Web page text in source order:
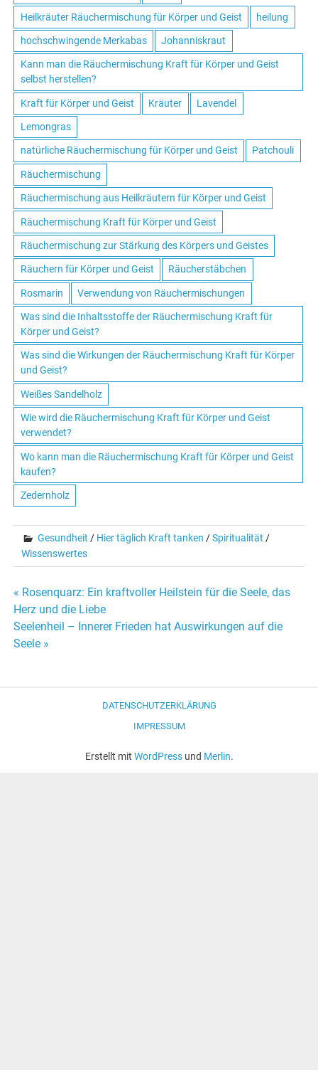
Heilkräuter Räuchermischung für Körper und Geist heilung
hochschwingende Merkabas Johanniskraut
Kann man die Räuchermischung Kraft für Körper und Geist
selbst herstellen?
Kraft für Körper und Geist Kräuter Lavendel
Lemongras
natürliche Räuchermischung für Körper und Geist Patchouli
Räuchermischung
Räuchermischung aus Heilkräutern für Körper und Geist
Räuchermischung Kraft für Körper und Geist
Räuchermischung zur Stärkung des Körpers und Geistes
Räuchern für Körper und Geist Räucherstäbchen
Rosmarin Verwendung von Räuchermischungen
Was sind die Inhaltsstoffe der Räuchermischung Kraft für
Körper und Geist?
Was sind die Wirkungen der Räuchermischung Kraft für Körper
und Geist?
Weißes Sandelholz
Wie wird die Räuchermischung Kraft für Körper und Geist
verwendet?
Wo kann man die Räuchermischung Kraft für Körper und Geist
kaufen?
Zedernholz
Gesundheit / Hier täglich Kraft tanken /Spiritualität /
Wissenswertes
Beitrags-
Navigation
« Rosenquarz: Ein kraftvoller Heilstein für die Seele, das
Herz und die Liebe
Seelenheil – Innerer Frieden hat Auswirkungen auf die
Seele »
DATENSCHUTZERKLÄRUNG
IMPRESSUM
Erstellt mit WordPressund Merlin.